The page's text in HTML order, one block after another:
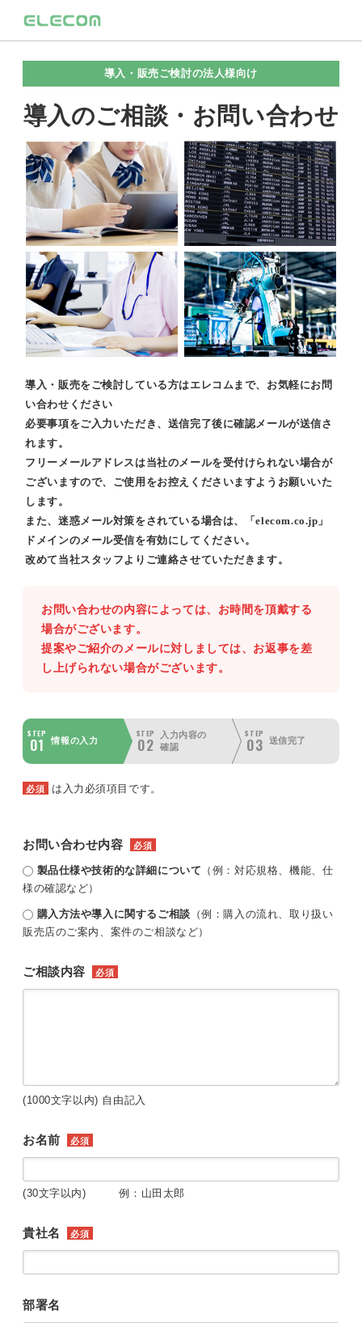
導入・販売ご検討の法人様向け
導入のご相談・お問い合わせ
導入・販売をご検討している方はエレコムまで、お気軽にお問
い合わせください
必要事項をご入力いただき、送信完了後に確認メールが送信さ
れます。
フリーメールアドレスは当社のメールを受付けられない場合が
ございますので、ご使用をお控えくださいますようお願いいた
します。
また、迷惑メール対策をされている場合は、「elecom.co.jp」
ドメインのメール受信を有効にしてください。
改めて当社スタッフよりご連絡させていただきます。
お問い合わせの内容によっては、お時間を頂戴する
場合がございます。
提案やご紹介のメールに対しましては、お返事を差
し上げられない場合がございます。
STEP
01 情報の入力
STEP
02
入力内容の
確認
STEP
03 送信完了
必須 は入力必須項目です。
お問い合わせ内容 必須
製品仕様や技術的な詳細について （例：対応規格、機能、仕
様の確認など）
購入方法や導入に関するご相談 （例：購入の流れ、取り扱い
販売店のご案内、案件のご相談など）
ご相談内容 必須
(1000文字以内) 自由記入
お名前 必須
(30文字以内) 例：山田太郎
貴社名 必須
部署名